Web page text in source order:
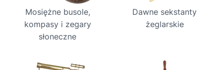
Mosiężne busole,
kompasy i zegary
słoneczne
Dawne sekstanty
żeglarskie